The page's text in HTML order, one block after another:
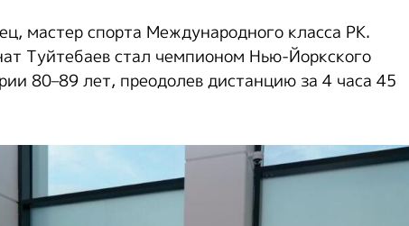
мастер спорта Международного класса РК.
Туйтебаев стал чемпионом Нью-Йоркского
80–89 лет, преодолев дистанцию за 4 часа 45